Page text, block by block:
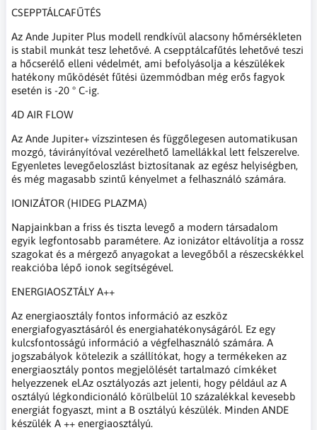
CSEPPTÁLCAFŰTÉS
Az Ande Jupiter Plus modell rendkívül alacsony hőmérsékleten
is stabil munkát tesz lehetővé. A csepptálcafűtés lehetővé teszi
a hőcserélő elleni védelmét, ami befolyásolja a készülékek
hatékony működését fűtési üzemmódban még erős fagyok
esetén is -20 ° C-ig.
4D AIR FLOW
Az Ande Jupiter+ vízszintesen és függőlegesen automatikusan
mozgó, távirányítóval vezérelhető lamellákkal lett felszerelve.
Egyenletes levegőeloszlást biztosítanak az egész helyiségben,
és még magasabb szintű kényelmet a felhasználó számára.
IONIZÁTOR (HIDEG PLAZMA)
Napjainkban a friss és tiszta levegő a modern társadalom
egyik legfontosabb paramétere. Az ionizátor eltávolítja a rossz
szagokat és a mérgező anyagokat a levegőből a részecskékkel
reakcióba lépő ionok segítségével.
ENERGIAOSZTÁLY A++
Az energiaosztály fontos információ az eszköz
energiafogyasztásáról és energiahatékonyságáról. Ez egy
kulcsfontosságú információ a végfelhasználó számára. A
jogszabályok kötelezik a szállítókat, hogy a termékeken az
energiaosztály pontos megjelölését tartalmazó címkéket
helyezzenek el.Az osztályozás azt jelenti, hogy például az A
osztályú légkondicionáló körülbelül 10 százalékkal kevesebb
energiát fogyaszt, mint a B osztályú készülék. Minden ANDE
készülék A ++ energiaosztályú.